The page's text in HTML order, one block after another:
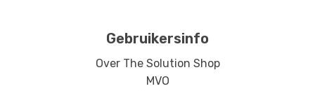
Gebruikersinfo
Over The Solution Shop
MVO